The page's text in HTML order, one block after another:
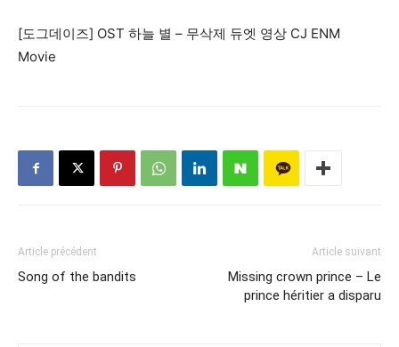
[도그데이즈] OST 하늘 별 – 무삭제 듀엣 영상 CJ ENM
Movie
Article précédent
Song of the bandits
Article suivant
Missing crown prince – Le
prince héritier a disparu